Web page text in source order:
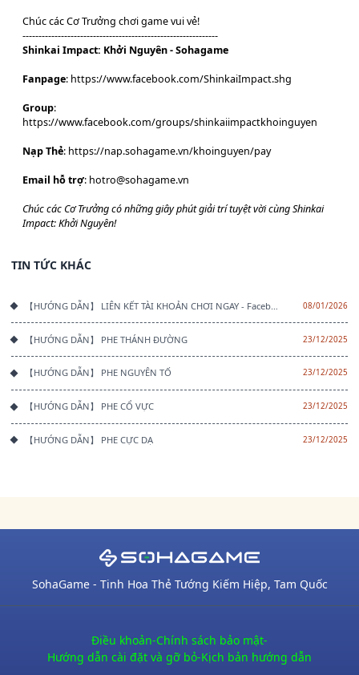
Chúc các Cơ Trưởng chơi game vui vẻ!
-------------------------------------------------------------
Shinkai Impact: Khởi Nguyên - Sohagame
Fanpage: https://www.facebook.com/ShinkaiImpact.shg
Group:
https://www.facebook.com/groups/shinkaiimpactkhoinguyen
Nạp Thẻ: https://nap.sohagame.vn/khoinguyen/pay
Email hỗ trợ: hotro@sohagame.vn
Chúc các Cơ Trưởng có những giây phút giải trí tuyệt vời cùng Shinkai
Impact: Khởi Nguyên!
TIN TỨC KHÁC
08/01/2026
【HƯỚNG DẪN】 PHE THÁNH ĐƯỜNG 23/12/2025
【HƯỚNG DẪN】 PHE NGUYÊN TỐ 23/12/2025
【HƯỚNG DẪN】 PHE CỔ VỰC 23/12/2025
【HƯỚNG DẪN】 PHE CỰC DẠ 23/12/2025
SohaGame - Tinh Hoa Thẻ Tướng Kiếm Hiệp, Tam Quốc
Điều khoản-Chính sách bảo mật-
Hướng dẫn cài đặt và gỡ bỏ-Kịch bản hướng dẫn